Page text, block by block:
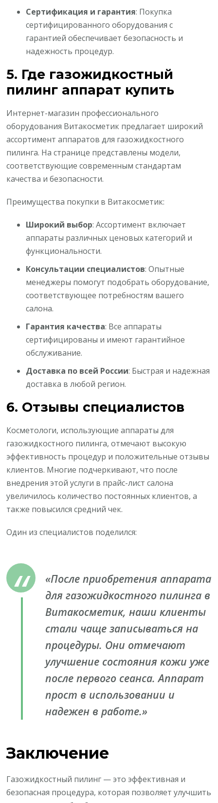
Сертификация и гарантия: Покупка
сертифицированного оборудования с
гарантией обеспечивает безопасность и
надежность процедур.
5. Где газожидкостный
пилинг аппарат купить
Интернет-магазин профессионального
оборудования Витакосметик предлагает широкий
ассортимент аппаратов для газожидкостного
пилинга. На странице представлены модели,
соответствующие современным стандартам
качества и безопасности.
Преимущества покупки в Витакосметик:
Широкий выбор: Ассортимент включает
аппараты различных ценовых категорий и
функциональности.
Консультации специалистов: Опытные
менеджеры помогут подобрать оборудование,
соответствующее потребностям вашего
салона.
Гарантия качества: Все аппараты
сертифицированы и имеют гарантийное
обслуживание.
Доставка по всей России: Быстрая и надежная
доставка в любой регион.
6. Отзывы специалистов
Косметологи, использующие аппараты для
газожидкостного пилинга, отмечают высокую
эффективность процедур и положительные отзывы
клиентов. Многие подчеркивают, что после
внедрения этой услуги в прайс-лист салона
увеличилось количество постоянных клиентов, а
также повысился средний чек.
Один из специалистов поделился:
«После приобретения аппарата
для газожидкостного пилинга в
Витакосметик, наши клиенты
стали чаще записываться на
процедуры. Они отмечают
улучшение состояния кожи уже
после первого сеанса. Аппарат
прост в использовании и
надежен в работе.»
Заключение
Газожидкостный пилинг — это эффективная и
безопасная процедура, которая позволяет улучшить